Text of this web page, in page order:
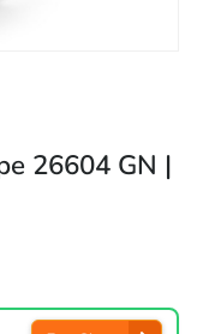
26604 GN |